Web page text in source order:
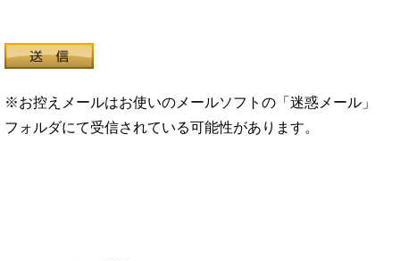
※お控えメールはお使いのメールソフトの「迷惑メール」
フォルダにて受信されている可能性があります。